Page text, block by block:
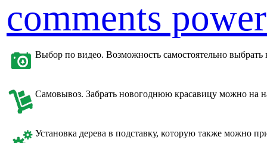
comments
Выбор по видео. Возможность самостоятельно
Самовывоз. Забрать новогоднюю красавицу можно на
Установка дерева в подставку, которую также можно